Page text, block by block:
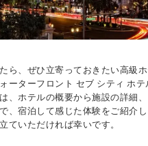
ら、ぜひ立寄っておきたい高級
ーターフロント セブ シティ ホテ
、ホテルの概要から施設の詳細
、宿泊して感じた体験をご紹介
ていただければ幸いです。